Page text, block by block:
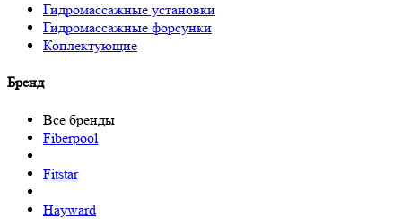
Гидромассажные установки
Гидромассажные форсунки
Коплектующие
Бренд
Все бренды
Fiberpool
Fitstar
Hayward